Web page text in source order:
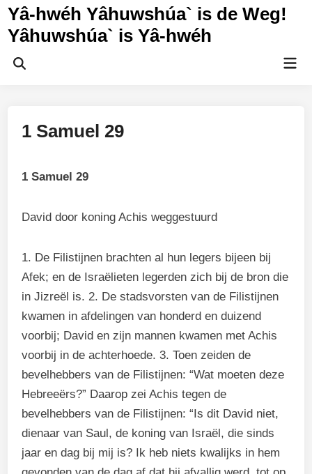
Ga
naar
inhoud
Yâ-hwéh Yâhuwshúa` is de Weg!
Yâhuwshúa` is Yâ-hwéh
Zoeken
1 Samuel 29
1 Samuel 29
David door koning Achis weggestuurd
1. De Filistijnen brachten al hun legers bijeen bij
Afek; en de Israëlieten legerden zich bij de bron die
in Jizreël is. 2. De stadsvorsten van de Filistijnen
kwamen in afdelingen van honderd en duizend
voorbij; David en zijn mannen kwamen met Achis
voorbij in de achterhoede. 3. Toen zeiden de
bevelhebbers van de Filistijnen: “Wat moeten deze
Hebreeërs?” Daarop zei Achis tegen de
bevelhebbers van de Filistijnen: “Is dit David niet,
dienaar van Saul, de koning van Israël, die sinds
jaar en dag bij mij is? Ik heb niets kwalijks in hem